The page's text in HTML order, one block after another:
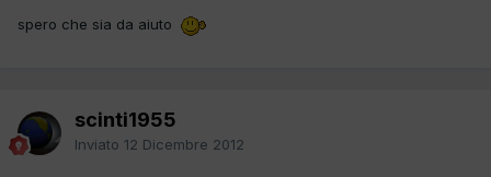
spero che sia da aiuto
scinti1955
Inviato 12 Dicembre 2012